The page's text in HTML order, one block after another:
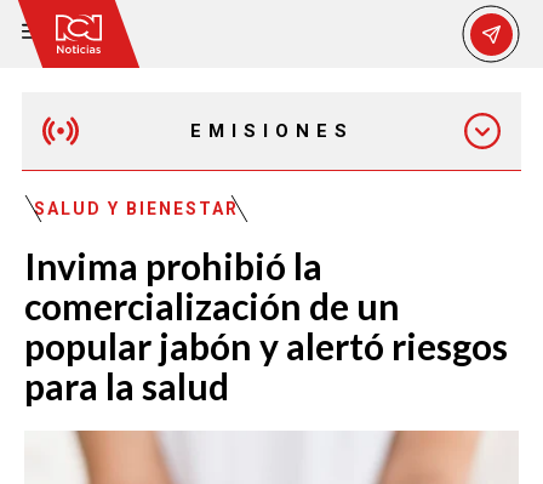
EMISIONES
MAÑANA EXPRESS
EMISIÓN 12:30 PM
EMISIÓN 7:00 PM
EMISIÓN 11:30 PM
SALUD Y BIENESTAR
Invima prohibió la
comercialización de un
popular jabón y alertó riesgos
para la salud